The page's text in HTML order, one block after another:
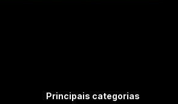
Principais categorias